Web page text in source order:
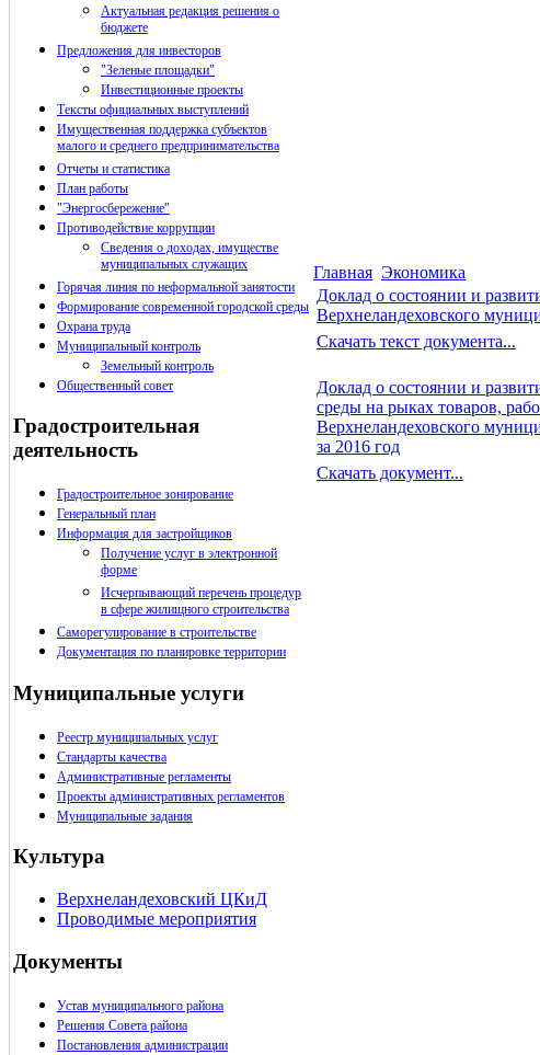
Актуальная редакция решения о
бюджете
Предложения для инвесторов
"Зеленые площадки"
Инвестиционные проекты
Тексты официальных выступлений
Имущественная поддержка субъектов
малого и среднего предпринимательства
Отчеты и статистика
План работы
"Энергосбережение"
Противодействие коррупции
Сведения о доходах, имуществе
муниципальных служащих
Горячая линия по неформальной занятости
Формирование современной городской среды
Охрана труда
Муниципальный контроль
Земельный контроль
Общественный совет
Градостроительная
деятельность
Градостроительное зонирование
Генеральный план
Информация для застройщиков
Получение услуг в электронной
форме
Исчерпывающий перечень процедур
в сфере жилищного строительства
Саморегулирование в строительстве
Документация по планировке территории
Муниципальные услуги
Реестр муниципальных услуг
Стандарты качества
Административные регламенты
Проекты административных регламентов
Муниципальные задания
Культура
Верхнеландеховский ЦКиД
Проводимые мероприятия
Документы
Устав муниципального района
Решения Совета района
Постановления администрации
Главная Экономика
Доклад о состоянии и
Верхнеландеховского
Скачать текст документа...
Доклад о состоянии и
среды на рыках товаров,
Верхнеландеховского
за 2016 год
Скачать документ...